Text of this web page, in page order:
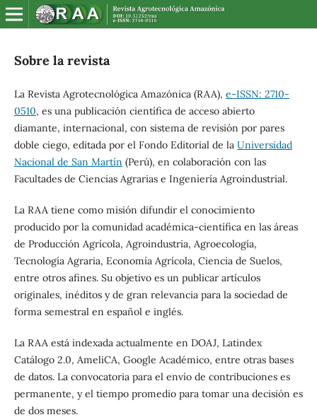
Sobre la revista
La Revista Agrotecnológica Amazónica (RAA), e-ISSN: 2710-
0510, es una publicación científica de acceso abierto
diamante, internacional, con sistema de revisión por pares
doble ciego, editada por el Fondo Editorial de la Universidad
Nacional de San Martín (Perú), en colaboración con las
Facultades de Ciencias Agrarias e Ingeniería Agroindustrial.
La RAA tiene como misión difundir el conocimiento
producido por la comunidad académica-científica en las áreas
de Producción Agrícola, Agroindustria, Agroecología,
Tecnología Agraria, Economía Agrícola, Ciencia de Suelos,
entre otros afines. Su objetivo es un publicar artículos
originales, inéditos y de gran relevancia para la sociedad de
forma semestral en español e inglés.
La RAA está indexada actualmente en DOAJ, Latindex
Catálogo 2.0, AmeliCA, Google Académico, entre otras bases
de datos. La convocatoria para el envío de contribuciones es
permanente, y el tiempo promedio para tomar una decisión es
de dos meses.